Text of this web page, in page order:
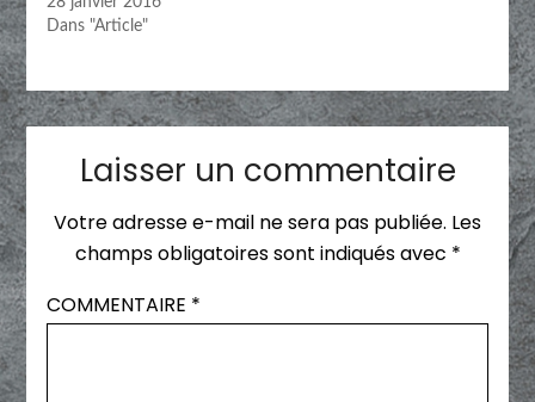
Dans "Article"
Laisser un commentaire
Votre adresse e-mail ne sera pas publiée. Les
champs obligatoires sont indiqués avec *
COMMENTAIRE *